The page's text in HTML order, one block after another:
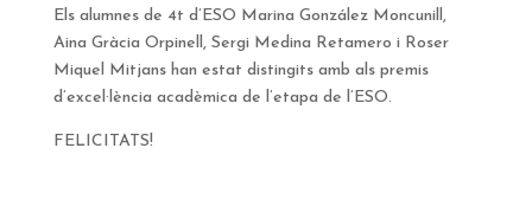
Els alumnes de 4t d’ESO Marina González Moncunill,
Aina Gràcia Orpinell, Sergi Medina Retamero i Roser
Miquel Mitjans han estat distingits amb als premis
d’excel·lència acadèmica de l’etapa de l’ESO.
FELICITATS!